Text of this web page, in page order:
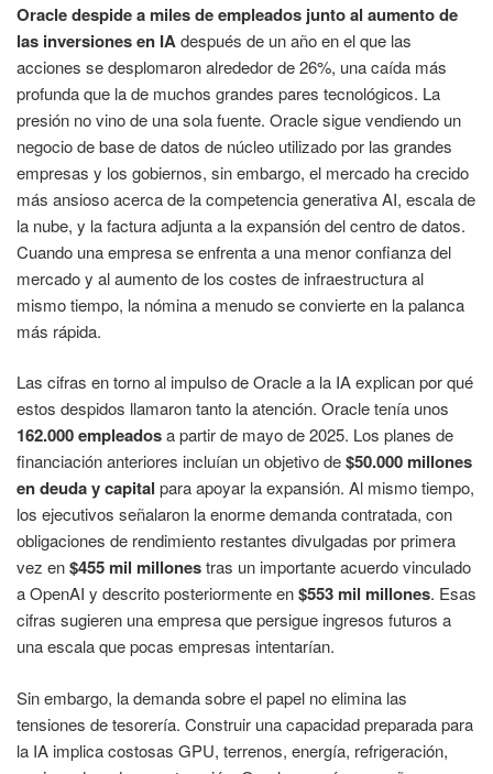
Oracle despide a miles de empleados junto al aumento de
las inversiones en IAdespués de un año en el que las
acciones se desplomaron alrededor de 26%, una caída más
profunda que la de muchos grandes pares tecnológicos. La
presión no vino de una sola fuente. Oracle sigue vendiendo un
negocio de base de datos de núcleo utilizado por las grandes
empresas y los gobiernos, sin embargo, el mercado ha crecido
más ansioso acerca de la competencia generativa AI, escala de
la nube, y la factura adjunta a la expansión del centro de datos.
Cuando una empresa se enfrenta a una menor confianza del
mercado y al aumento de los costes de infraestructura al
mismo tiempo, la nómina a menudo se convierte en la palanca
más rápida.
Las cifras en torno al impulso de Oracle a la IA explican por qué
estos despidos llamaron tanto la atención. Oracle tenía unos
162.000 empleadosa partir de mayo de 2025. Los planes de
financiación anteriores incluían un objetivo de$50.000 millones
en deuda y capital para apoyar la expansión. Al mismo tiempo,
los ejecutivos señalaron la enorme demanda contratada, con
obligaciones de rendimiento restantes divulgadas por primera
vez en$455 mil millonestras un importante acuerdo vinculado
a OpenAI y descrito posteriormente en$553 mil millones. Esas
cifras sugieren una empresa que persigue ingresos futuros a
una escala que pocas empresas intentarían.
Sin embargo, la demanda sobre el papel no elimina las
tensiones de tesorería. Construir una capacidad preparada para
la IA implica costosas GPU, terrenos, energía, refrigeración,